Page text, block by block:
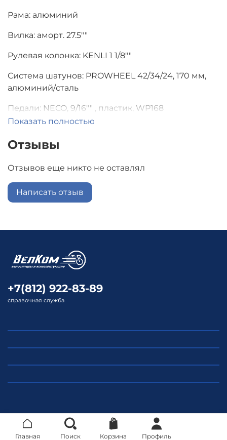
Рама: алюминий
Вилка: аморт. 27.5""
Рулевая колонка: KENLI 1 1/8""
Система шатунов: PROWHEEL 42/34/24, 170 мм,
алюминий/сталь
Педали: NECO, 9/16"" , пластик, WP168
Трещотка: 14-28 зуба
Цепь: 7 скор. 1/2х3/32
Тормоза: дисковые механические, роторы 160 мм
6 болтов
34.9mm
Переключатели на руле (манетки, шифтеры):
SHIMANO, ST-EF500 3х7
Спицы: 14G, черные, сталь
Покрышки: KENDA 27,5х2,10 K1162
Количество передач: 21
Показать полностью
Отзывы
Отзывов еще никто не оставлял
Написать отзыв
+7(812) 922-83-89
справочная служба
Главная Поиск Корзина Профиль